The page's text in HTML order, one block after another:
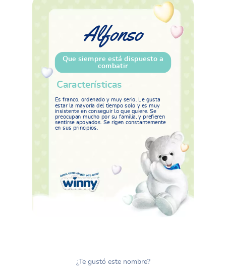
Alfonso
Que siempre está dispuesto a
combatir
Características
Es franco, ordenado y muy serio. Le gusta
estar la mayoría del tiempo solo y es muy
insistente en conseguir lo que quiere. Se
preocupan mucho por su familia, y prefieren
sentirse apoyados. Se rigen constantemente
en sus principios.
¿Te gustó este nombre?